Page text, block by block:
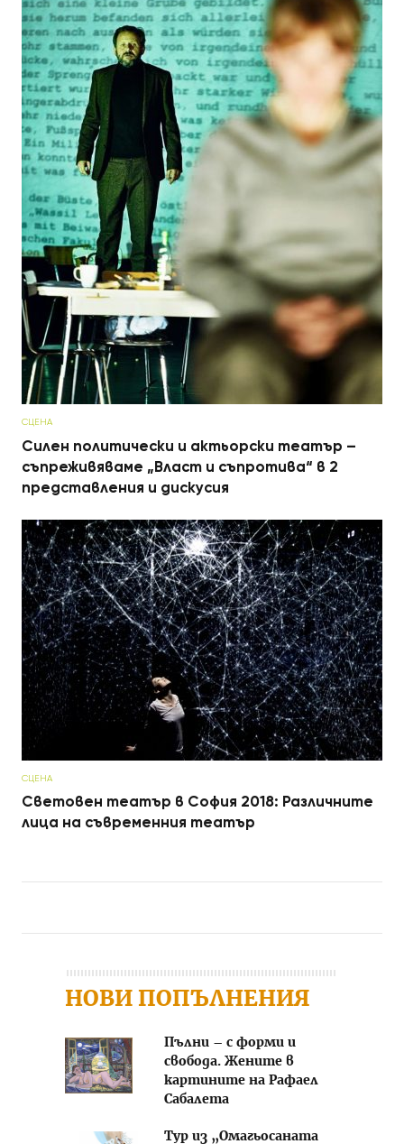
СЦЕНА
Силен политически и актьорски театър –
съпреживяваме „Власт и съпротива“ в 2
представления и дискусия
СЦЕНА
Световен театър в София 2018: Различните
лица на съвременния театър
НОВИ ПОПЪЛНЕНИЯ
Пълни – с форми и
свобода. Жените в
картините на Рафаел
Сабалета
Тур из „Омагьосаната